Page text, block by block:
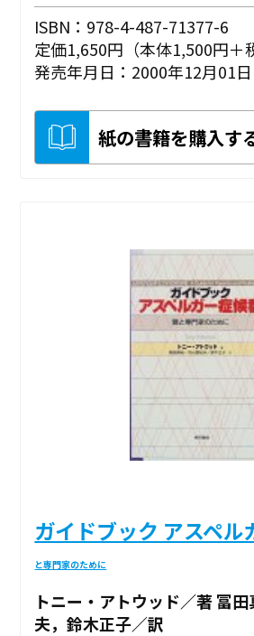
ISBN：978-4-487-71377-6
定価1,650円（本体1,500円＋
発売年月日：2000年12月01日
紙の書籍を購入す
ガイドブック アスペ
と専門家のために
トニー・アトウッド／著 冨
夫，鈴木正子／訳